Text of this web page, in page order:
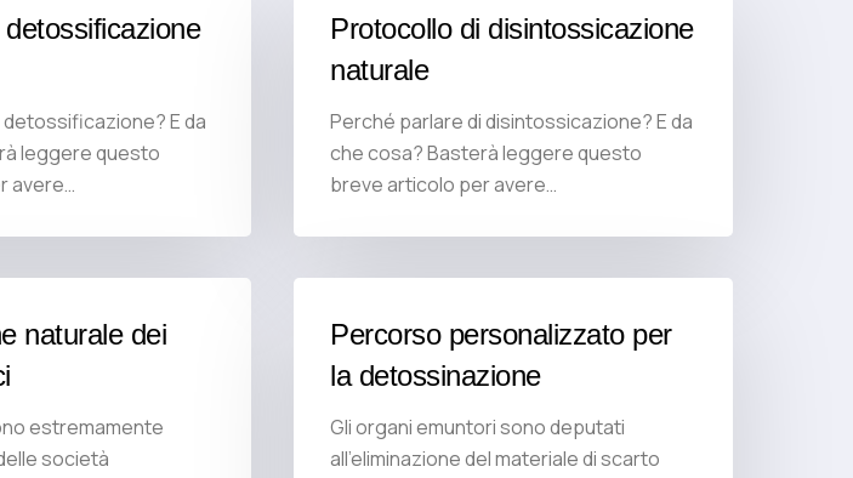
E da
leggere questo
avere…
Protocollo di disintossicazione
naturale
Perché parlare di disintossicazione? E da
che cosa? Basterà leggere questo
breve articolo per avere…
naturale dei
estremamente
società
Percorso personalizzato per
la detossinazione
Gli organi emuntori sono deputati
all’eliminazione del materiale di scarto